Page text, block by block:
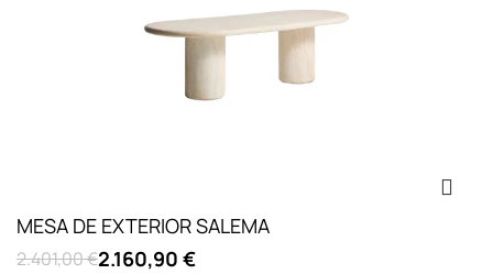
MESA DE EXTERIOR SALEMA
2.401,00 €2.160,90 €